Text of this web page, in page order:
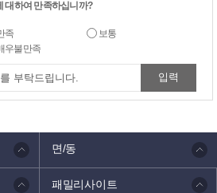
대하여 만족하십니까?
족
보통
우불만족
면/동
패밀리사이트